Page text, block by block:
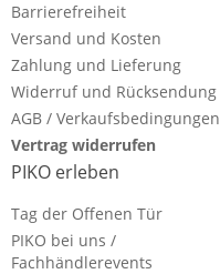
Barrierefreiheit
Versand und Kosten
Zahlung und Lieferung
Widerruf und Rücksendung
AGB / Verkaufsbedingungen
Vertrag widerrufen
PIKO erleben
Tag der Offenen Tür
PIKO bei uns /
Fachhändlerevents